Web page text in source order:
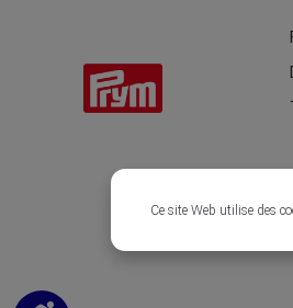
Ce site Web utilise des